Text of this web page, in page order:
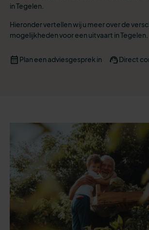
in Tegelen.
Hieronder vertellen wij u meer over de
mogelijkheden voor een uitvaart in Tegelen.
Plan een adviesgesprek in Direct